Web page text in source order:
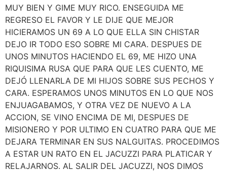
MUY BIEN Y GIME MUY RICO. ENSEGUIDA ME
REGRESO EL FAVOR Y LE DIJE QUE MEJOR
HICIERAMOS UN 69 A LO QUE ELLA SIN CHISTAR
DEJO IR TODO ESO SOBRE MI CARA. DESPUES DE
UNOS MINUTOS HACIENDO EL 69, ME HIZO UNA
RIQUISIMA RUSA QUE PARA QUE LES CUENTO, ME
DEJÓ LLENARLA DE MI HIJOS SOBRE SUS PECHOS Y
CARA. ESPERAMOS UNOS MINUTOS EN LO QUE NOS
ENJUAGABAMOS, Y OTRA VEZ DE NUEVO A LA
ACCION, SE VINO ENCIMA DE MI, DESPUES DE
MISIONERO Y POR ULTIMO EN CUATRO PARA QUE ME
DEJARA TERMINAR EN SUS NALGUITAS. PROCEDIMOS
A ESTAR UN RATO EN EL JACUZZI PARA PLATICAR Y
RELAJARNOS. AL SALIR DEL JACUZZI, NOS DIMOS